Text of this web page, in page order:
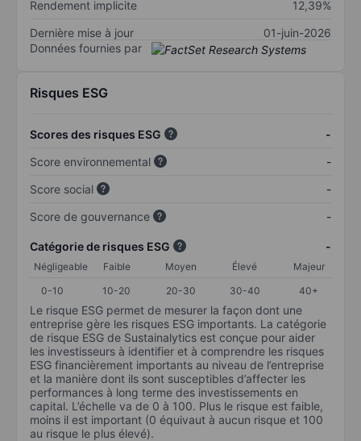
Rendement implicite
12,39%
Dernière mise à jour
01-juin-2026
Données fournies par
Risques ESG
Scores des risques ESG
-
Score environnemental
-
Score social
-
Score de gouvernance
-
Catégorie de risques ESG -
Négligeable Faible Moyen Élevé
Majeur
0-10
10-20 20-30 30-40 40+
Le risque ESG permet de mesurer la façon dont une
entreprise gère les risques ESG importants. La catégorie
de risque ESG de Sustainalytics est conçue pour aider
les investisseurs à identifier et à comprendre les risques
ESG financièrement importants au niveau de l’entreprise
et la manière dont ils sont susceptibles d’affecter les
performances à long terme des investissements en
capital. L’échelle va de 0 à 100. Plus le risque est faible,
moins il est important (0 équivaut à aucun risque et 100
au risque le plus élevé).